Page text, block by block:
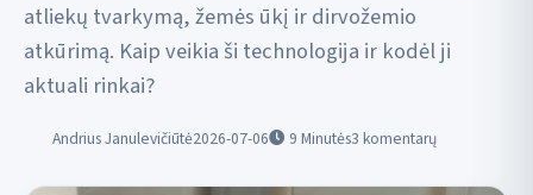
atliekų tvarkymą, žemės ūkį ir dirvožemio
atkūrimą. Kaip veikia ši technologija ir kodėl ji
aktuali rinkai?
Andrius Janulevičiūtė2026-07-06 9 Minutės3 komentarų